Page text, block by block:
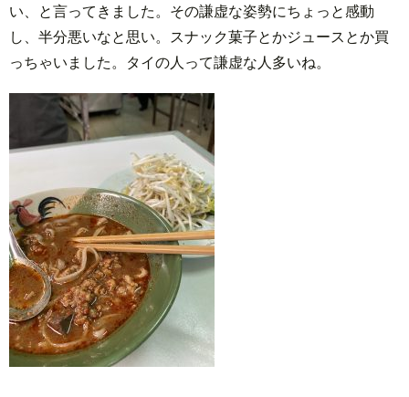
い、と言ってきました。その謙虚な姿勢にちょっと感動
し、半分悪いなと思い。スナック菓子とかジュースとか買
っちゃいました。タイの人って謙虚な人多いね。